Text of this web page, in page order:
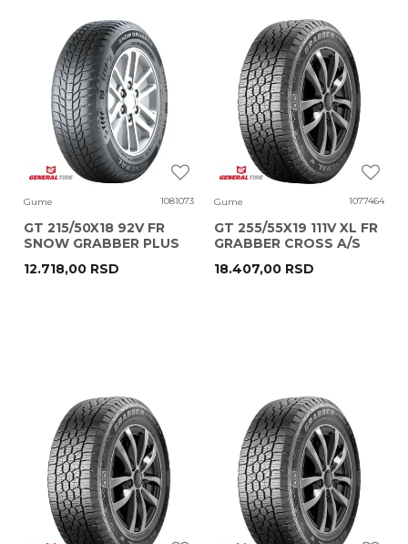
Gume 1081073
GT 215/50X18 92V FR
SNOW GRABBER PLUS
12.718,00 RSD
Gume 1077464
GT 255/55X19 111V XL FR
GRABBER CROSS A/S
18.407,00 RSD